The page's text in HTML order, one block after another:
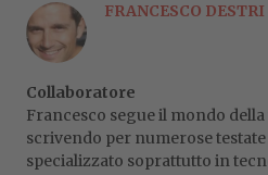
FRANCESCO DESTRI
Collaboratore
Francesco segue il mondo
scrivendo per numerose
specializzato soprattutto in